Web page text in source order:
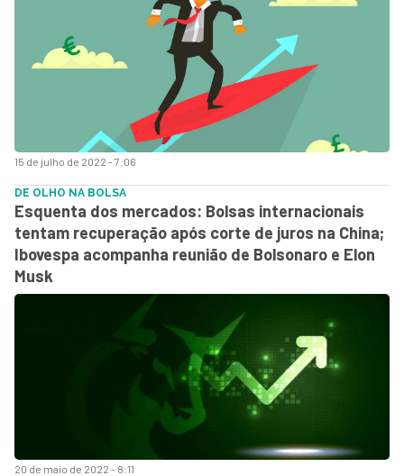
15 de julho de 2022 - 7:06
20 de maio de 2022 - 8:11
DE OLHO NA BOLSA
Esquenta dos mercados: Bolsas internacionais
tentam recuperação após corte de juros na China;
Ibovespa acompanha reunião de Bolsonaro e Elon
Musk